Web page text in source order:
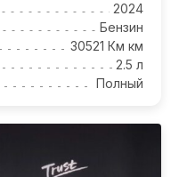
2024
Бензин
30521 Км км
2.5 л
Полный